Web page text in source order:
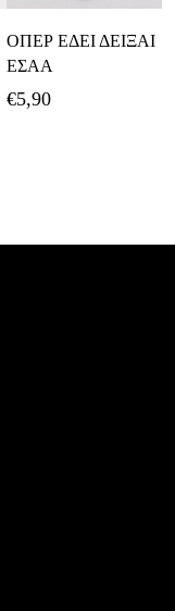
ΟΠΕΡ ΕΔΕΙ ΔΕΙΞΑΙ
ΕΣΑΑ
€5,90